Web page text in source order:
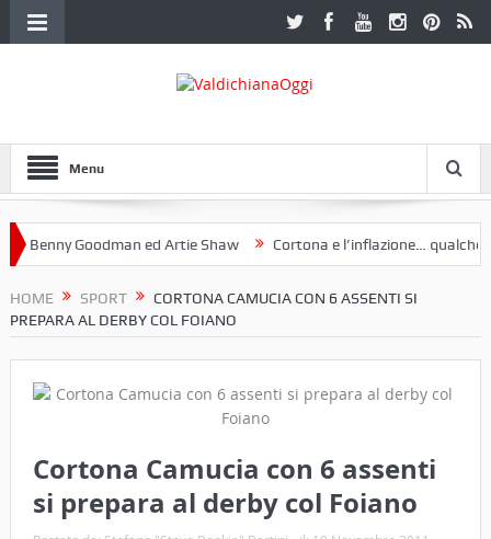
Menu
Goodman ed Artie Shaw Cortona e l’inflazione… qualche
HOME SPORT
CORTONA CAMUCIA CON 6 ASSENTI SI
PREPARA AL DERBY COL FOIANO
Cortona Camucia con 6 assenti
si prepara al derby col Foiano